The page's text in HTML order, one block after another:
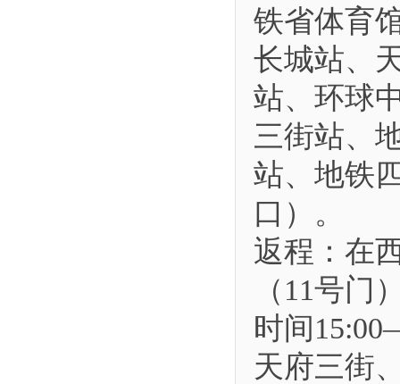
铁省体育
长城站、
站、环球
三街站、
站、地铁
口）。
返程：在
（11号门
时间
天府三街